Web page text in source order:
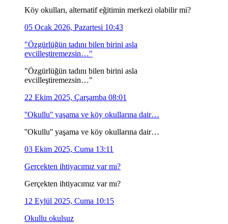
Köy okulları, alternatif eğitimin merkezi olabilir mi?
05 Ocak 2026, Pazartesi 10:43
"Özgürlüğün tadını bilen birini asla
evcilleştiremezsin…"
"Özgürlüğün tadını bilen birini asla
evcilleştiremezsin…"
22 Ekim 2025, Çarşamba 08:01
''Okullu'' yaşama ve köy okullarına dair…
''Okullu'' yaşama ve köy okullarına dair…
03 Ekim 2025, Cuma 13:11
Gerçekten ihtiyacımız var mı?
Gerçekten ihtiyacımız var mı?
12 Eylül 2025, Cuma 10:15
Okullu okulsuz